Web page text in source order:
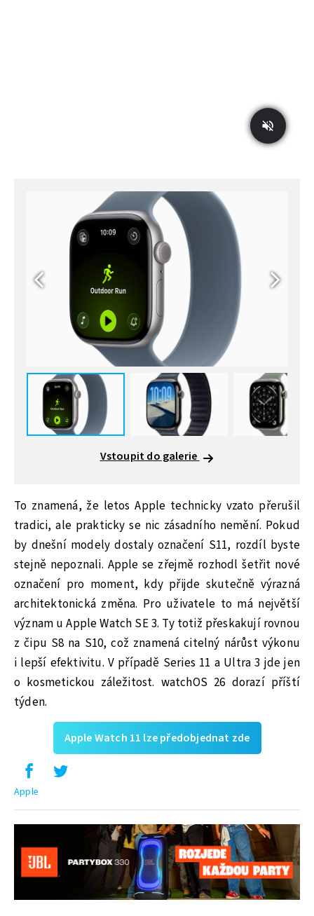
Vstoupit do galerie
To znamená, že letos Apple technicky vzato přerušil
tradici, ale prakticky se nic zásadního nemění. Pokud
by dnešní modely dostaly označení S11, rozdíl byste
stejně nepoznali. Apple se zřejmě rozhodl šetřit nové
označení pro moment, kdy přijde skutečně výrazná
architektonická změna. Pro uživatele to má největší
význam u Apple Watch SE 3. Ty totiž přeskakují rovnou
z čipu S8 na S10, což znamená citelný nárůst výkonu
i lepší efektivitu. V případě Series 11 a Ultra 3 jde jen
o kosmetickou záležitost. watchOS 26 dorazí příští
týden.
Apple Watch 11 lze předobjednat zde
Apple